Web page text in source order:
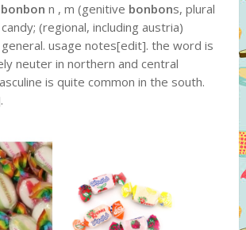
bonbon n , m (genitive bonbons, plural
(regional, including austria)
usage notes[edit]. the word is
neuter in northern and central
is quite common in the south.